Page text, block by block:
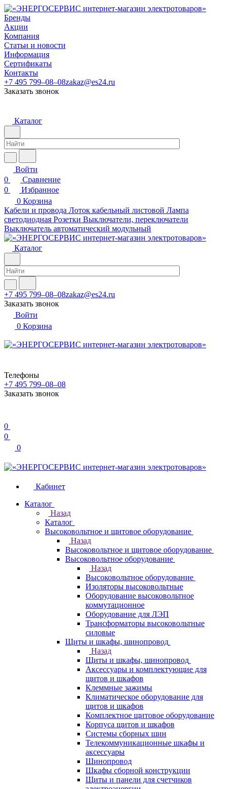
Бренды
Акции
Компания
Статьи и новости
Информация
Сертификаты
Контакты
+7 495 799–08–08zakaz@es24.ru
Заказать звонок
Каталог
Войти
0
Сравнение
0
Избранное
0 Корзина
Кабели и провода Лоток кабельный листовой Лампа
светодиодная Розетки Выключатели, переключатели
Выключатель автоматический модульный
Каталог
+7 495 799–08–08zakaz@es24.ru
Заказать звонок
Войти
0 Корзина
Телефоны
+7 495 799–08–08
Заказать звонок
0
0
0
Кабинет
Каталог
Назад
Каталог
Высоковольтное и щитовое оборудование
Назад
Высоковольтное и щитовое оборудование
Высоковольтное оборудование
Назад
Высоковольтное оборудование
Изоляторы высоковольтные
Оборудование высоковольтное
коммутационное
Оборудование для ЛЭП
Трансформаторы высоковольтные
силовые
Щиты и шкафы, шинопровод
Назад
Щиты и шкафы, шинопровод
Аксессуары и комплектующие для
щитов и шкафов
Клеммные зажимы
Климатическое оборудование для
щитов и шкафов
Комплектное щитовое оборудование
Корпуса щитов и шкафов
Системы сборных шин
Телекоммуникационные шкафы и
аксессуары
Шинопровод
Шкафы сборной конструкции
Щиты и панели для счетчиков